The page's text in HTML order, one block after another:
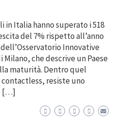
in Italia hanno superato i 518
del 7% rispetto all’anno
Innovative
che descrive un Paese
maturità. Dentro quel
resiste uno
[…]